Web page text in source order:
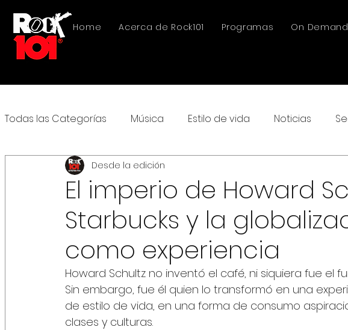
Home Acerca de Rock101 Programas On Demand
Todas las Categorías Música Estilo de vida Noticias
El imperio de Howard
Starbucks y la
como experiencia
Desde la edición
Howard Schultz no inventó el café, ni siquiera fue el
Sin embargo, fue él quien lo transformó en una
de estilo de vida, en una forma de consumo
clases y culturas.